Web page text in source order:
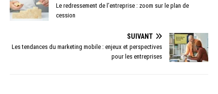
Le redressement de l’entreprise : zoom sur le plan de
cession
SUIVANT
Les tendances du marketing mobile : enjeux et perspectives
pour les entreprises